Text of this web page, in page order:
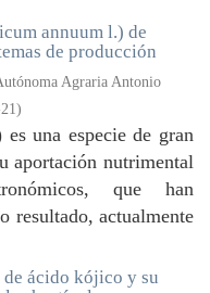
annuum l.) de
de producción
Agraria Antonio
)
una especie de gran
aportación nutrimental
que han
resultado, actualmente
de ácido kójico y su